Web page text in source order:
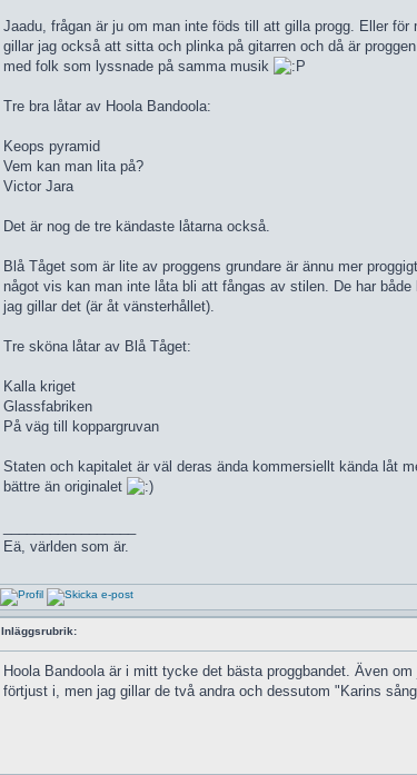
Jaadu, frågan är ju om man inte föds till att gilla progg. Eller
gillar jag också att sitta och plinka på gitarren och då är
med folk som lyssnade på samma musik
Tre bra låtar av Hoola Bandoola:
Keops pyramid
Vem kan man lita på?
Victor Jara
Det är nog de tre kändaste låtarna också.
Blå Tåget som är lite av proggens grundare är ännu mer
något vis kan man inte låta bli att fångas av stilen. De har
jag gillar det (är åt vänsterhållet).
Tre sköna låtar av Blå Tåget:
Kalla kriget
Glassfabriken
På väg till koppargruvan
Staten och kapitalet är väl deras ända kommersiellt kända låt
bättre än originalet
Eä, världen som är.
Inläggsrubrik:
Hoola Bandoola är i mitt tycke det bästa proggbandet. Även
förtjust i, men jag gillar de två andra och dessutom "Karins